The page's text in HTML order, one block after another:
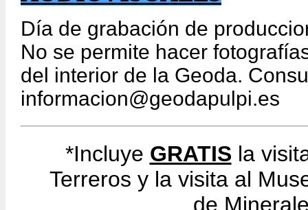
Día de grabación de
No se permite hacer
del interior de la Geoda.
informacion@geodapulpi.es
*Incluye GRATIS la
Terreros y la visita al
de